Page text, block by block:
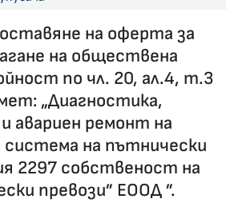
на оферта за
на обществена
по чл. 20, ал.4, т.3
„Диагностика,
авариен ремонт на
на пътнически
2297 собственост на
превози” ЕООД ”.